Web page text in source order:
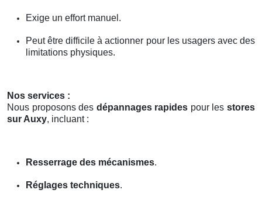
Exige un effort manuel.
Peut être difficile à actionner pour les usagers avec des
limitations physiques.
Nos services :
Nous proposons des dépannages rapides pour lesstores
sur Auxy, incluant :
Resserrage des mécanismes.
Réglages techniques.